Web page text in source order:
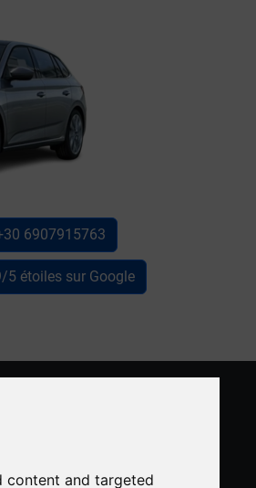
6907915763
5 étoiles sur Google
content and targeted